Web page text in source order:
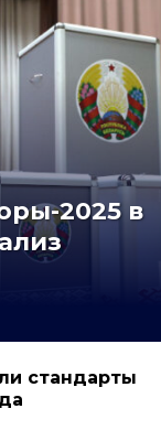
2025 в
стандарты